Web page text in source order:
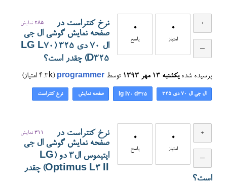
0
امتیاز
0
پاسخ
285 نمایش
نرخ کنتراست در
صفحه نمایش گوشی ال جی
ال 70 دی ۳۲۵ (LG L70
D325) چقدر است؟
پرسیده شده یکشنبه ۱۳ مهر ۱۳۹۳ توسط programmer
(
4.3k امتیاز)
ال جی ال 70 دی ۳۲۵ lg l70 d325 صفحه نمایش نرخ کنتراست
0
امتیاز
0
پاسخ
311 نمایش
نرخ کنتراست در
صفحه نمایش گوشی ال جی
اپتیموس ال۳ دو (LG
Optimus L3 II) چقدر
است؟